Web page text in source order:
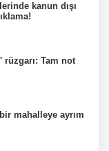
kanun dışı
rüzgarı: Tam not
mahalleye ayrım